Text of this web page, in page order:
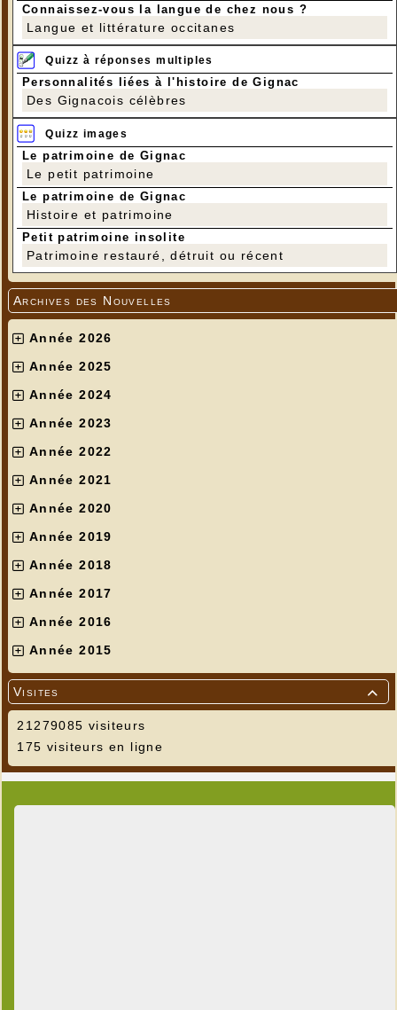
Connaissez-vous la langue de chez nous ?
Langue et littérature occitanes
Quizz à réponses multiples
Personnalités liées à l'histoire de Gignac
Des Gignacois célèbres
Quizz images
Le patrimoine de Gignac
Le petit patrimoine
Le patrimoine de Gignac
Histoire et patrimoine
Petit patrimoine insolite
Patrimoine restauré, détruit ou récent
Archives des Nouvelles
Année 2026
Année 2025
Année 2024
Année 2023
Année 2022
Année 2021
Année 2020
Année 2019
Année 2018
Année 2017
Année 2016
Année 2015

Visites
21279085 visiteurs
175 visiteurs en ligne